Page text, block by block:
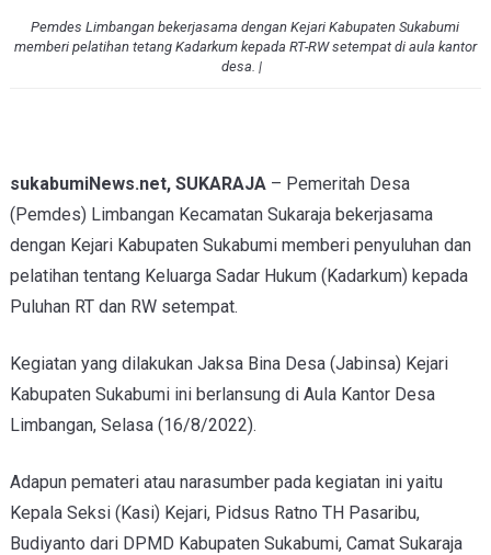
Pemdes Limbangan bekerjasama dengan Kejari Kabupaten Sukabumi
memberi pelatihan tetang Kadarkum kepada RT-RW setempat di aula kantor
desa. |
sukabumiNews.net, SUKARAJA– Pemeritah Desa
(Pemdes) Limbangan Kecamatan Sukaraja bekerjasama
dengan Kejari Kabupaten Sukabumi memberi penyuluhan dan
pelatihan tentang Keluarga Sadar Hukum (Kadarkum) kepada
Puluhan RT dan RW setempat.
Kegiatan yang dilakukan Jaksa Bina Desa (Jabinsa) Kejari
Kabupaten Sukabumi ini berlansung di Aula Kantor Desa
Limbangan, Selasa (16/8/2022).
Adapun pemateri atau narasumber pada kegiatan ini yaitu
Kepala Seksi (Kasi) Kejari, Pidsus Ratno TH Pasaribu,
Budiyanto dari DPMD Kabupaten Sukabumi, Camat Sukaraja